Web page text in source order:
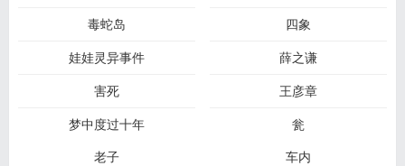
毒蛇岛
四象
娃娃灵异事件
薛之谦
害死
王彦章
梦中度过十年
瓮
老子
车内